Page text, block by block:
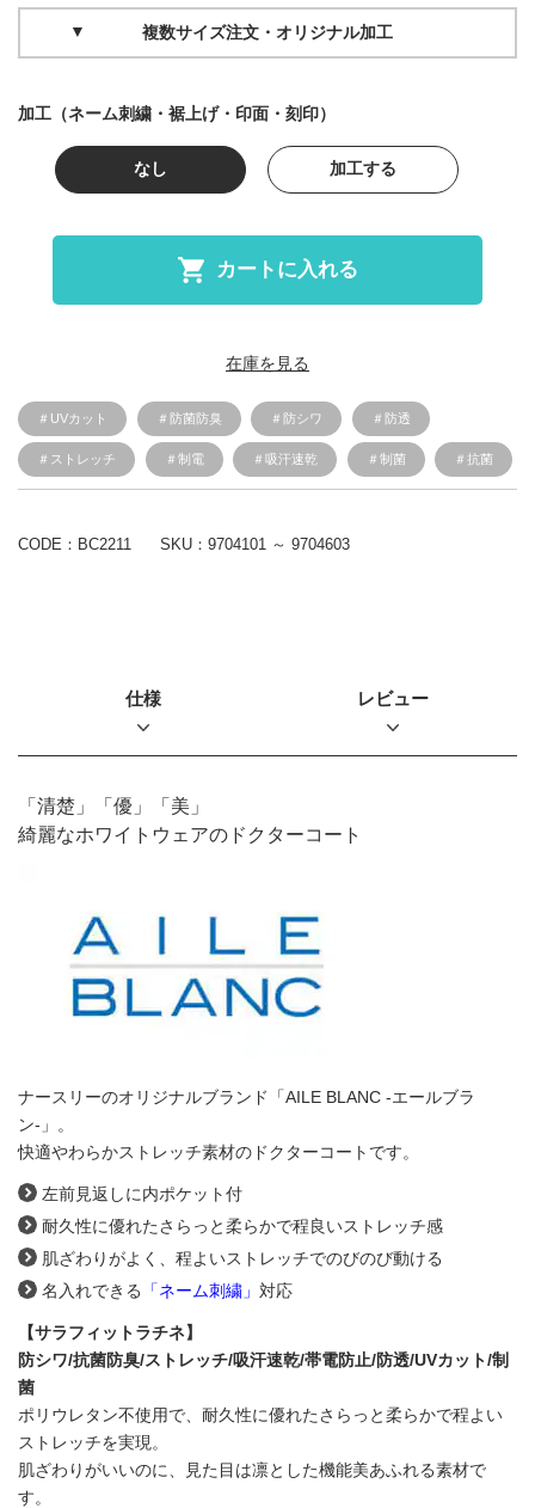
複数サイズ注文・オリジナル加工
加工（ネーム刺繍・裾上げ・印面・刻印）
なし 加工する
カートに入れる
在庫を見る
＃UVカット ＃防菌防臭 ＃防シワ ＃防透
＃ストレッチ ＃制電 ＃吸汗速乾 ＃制菌 ＃抗菌
CODE：BC2211 SKU： 9704101 ～ 9704603
仕様 レビュー
「清楚」「優」「美」
綺麗なホワイトウェアのドクターコート
ナースリーのオリジナルブランド「AILE BLANC -エールブラ
ン-」。
快適やわらかストレッチ素材のドクターコートです。
左前見返しに内ポケット付
耐久性に優れたさらっと柔らかで程良いストレッチ感
肌ざわりがよく、程よいストレッチでのびのび動ける
名入れできる
「ネーム刺繍」 対応
【サラフィットラチネ】
防シワ/抗菌防臭/ストレッチ/吸汗速乾/帯電防止/防透/UVカット/制
菌
ポリウレタン不使用で、耐久性に優れたさらっと柔らかで程よい
ストレッチを実現。
肌ざわりがいいのに、見た目は凛とした機能美あふれる素材で
す。